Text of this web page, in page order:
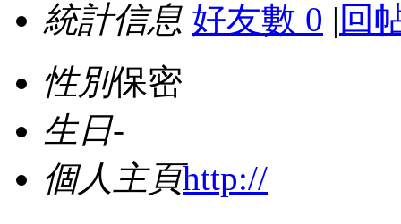
統計信息 好友數 0 | 回
性別保密
生日-
個人主頁http://